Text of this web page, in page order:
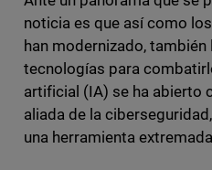
noticia es que así como
han modernizado, también
tecnologías para
artificial (IA) se ha abierto
aliada de la
una herramienta